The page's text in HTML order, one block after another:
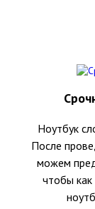
Ноутбук
После
можем
чтобы